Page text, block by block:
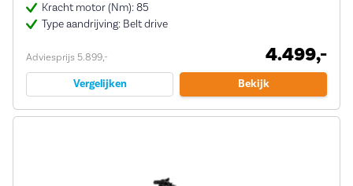
Kracht motor (Nm): 85
Type aandrijving: Belt drive
Adviesprijs 5.899,- 4.499,-
Vergelijken Bekijk